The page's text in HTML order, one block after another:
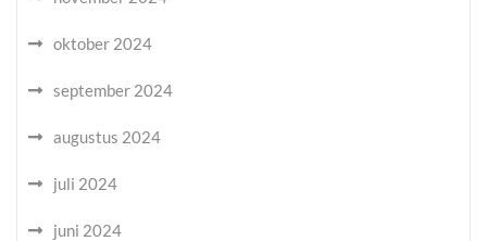
oktober 2024
september 2024
augustus 2024
juli 2024
juni 2024